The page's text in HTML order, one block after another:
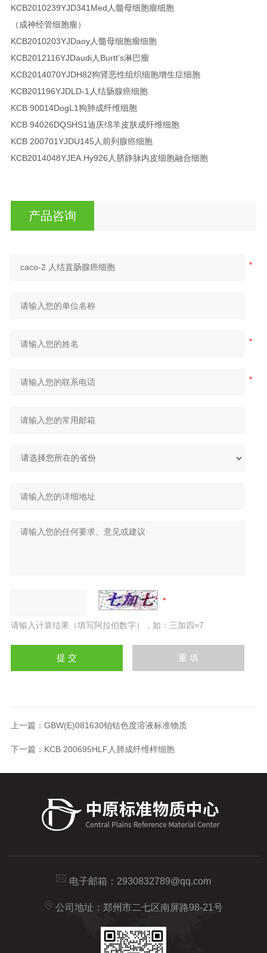
KCB2010239YJD341Med 人髓母细胞瘤细胞
（成神经管细胞瘤）
KCB2010203YJDaoy人髓母细胞瘤细胞
KCB2012116YJDaudi人Burtt's淋巴瘤
KCB2014070YJDH82狗肾恶性组织细胞增生症细胞
KCB201196YJDLD-1 人结肠腺癌细胞
KCB 90014DogL1狗肺成纤维细胞
KCB 94026DQSHS1迪庆绵羊皮肤成纤维细胞
KCB 200701YJDU145 人前列腺癌细胞
KCB2014048YJEA.Hy926 人脐静脉内皮细胞融合细胞
产品咨询
请输入计算结果（填写阿拉伯数字），如：三加四=7
上一篇： GBW(E)081630铂钴色度溶液标准物质
下一篇： KCB 200695HLF人肺成纤维样细胞
电子邮箱： 2930832789@qq.com
公司地址：郑州市二七区南屏路98-21号